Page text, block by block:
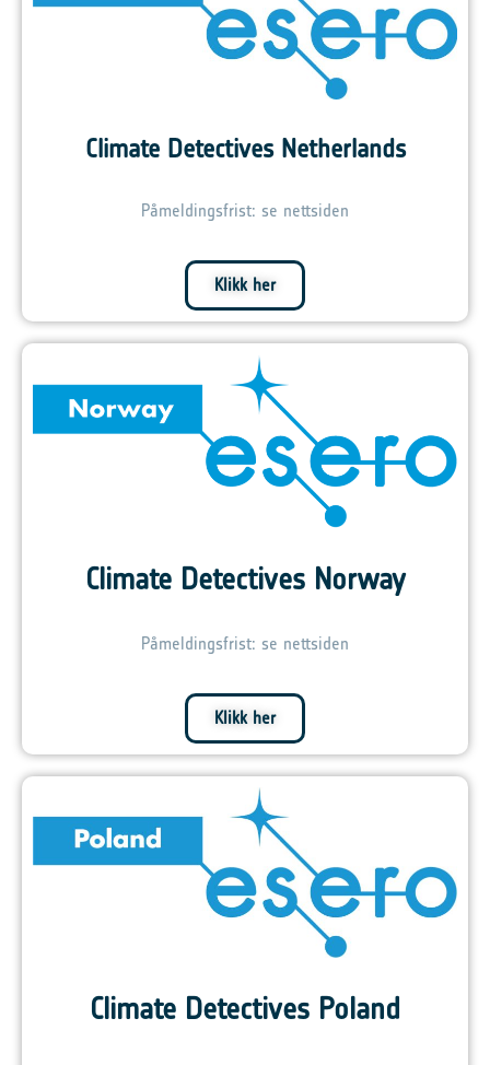
Climate Detectives Netherlands
Påmeldingsfrist: se nettsiden
Klikk her
Climate Detectives Norway
Påmeldingsfrist: se nettsiden
Klikk her
Climate Detectives Poland